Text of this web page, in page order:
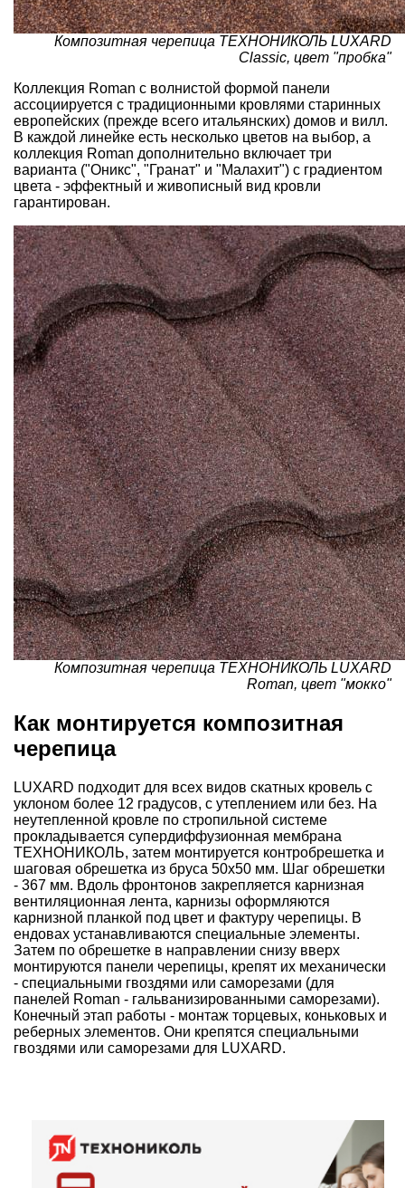
Композитная черепица ТЕХНОНИКОЛЬ LUXARD
Classic, цвет "пробка"
Коллекция Roman с волнистой формой панели
ассоциируется с традиционными кровлями старинных
европейских (прежде всего итальянских) домов и вилл.
В каждой линейке есть несколько цветов на выбор, а
коллекция Roman дополнительно включает три
варианта ("Оникс", "Гранат" и "Малахит") с градиентом
цвета - эффектный и живописный вид кровли
гарантирован.
Композитная черепица ТЕХНОНИКОЛЬ LUXARD
Roman, цвет "мокко"
Как монтируется композитная
черепица
LUXARD подходит для всех видов скатных кровель с
уклоном более 12 градусов, с утеплением или без. На
неутепленной кровле по стропильной системе
прокладывается супердиффузионная мембрана
ТЕХНОНИКОЛЬ, затем монтируется контробрешетка и
шаговая обрешетка из бруса 50х50 мм. Шаг обрешетки
- 367 мм. Вдоль фронтонов закрепляется карнизная
вентиляционная лента, карнизы оформляются
карнизной планкой под цвет и фактуру черепицы. В
ендовах устанавливаются специальные элементы.
Затем по обрешетке в направлении снизу вверх
монтируются панели черепицы, крепят их механически
- специальными гвоздями или саморезами (для
панелей Roman - гальванизированными саморезами).
Конечный этап работы - монтаж торцевых, коньковых и
реберных элементов. Они крепятся специальными
гвоздями или саморезами для LUXARD.